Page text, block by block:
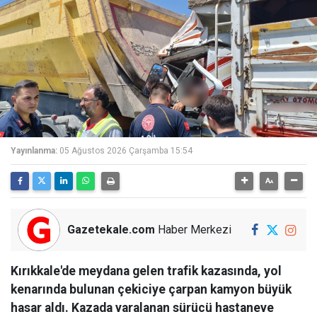
Yayınlanma: 05 Ağustos 2026 Çarşamba 15:54
Gazetekale.com Haber Merkezi
Kırıkkale'de meydana gelen trafik kazasında, yol
kenarında bulunan çekiciye çarpan kamyon büyük
hasar aldı. Kazada yaralanan sürücü hastaneye